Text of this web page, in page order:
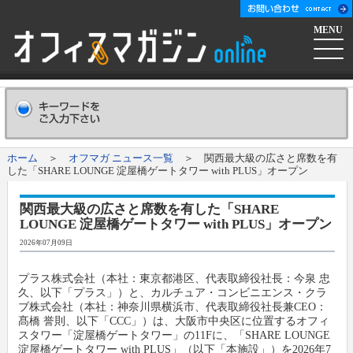
MENU
ホーム
会社概要Company
新聞購読申し込みSubscribe
オフマガニュース
メーカー発信ニュースリリース
業界情報リンク集
メーカー
オフィスマガジン社について
ホーム ＞ オフマガ ニュース一覧 ＞ 関西最大級の広さと席数を有
した「SHARE LOUNGE 淀屋橋ゲートタワー with PLUS」オープン
関西最大級の広さと席数を有した「SHARE
LOUNGE 淀屋橋ゲートタワー with PLUS」オープン
2026年07月09日
プラス株式会社（本社：東京都港区、代表取締役社長：今泉 忠
久、以下「プラス」）と、カルチュア・コンビニエンス・クラ
ブ株式会社（本社：神奈川県横浜市、代表取締役社長兼CEO：
髙橋 誉則、以下「CCC」）は、大阪市中央区に位置するオフィ
スタワー「淀屋橋ゲートタワー」の11Fに、「SHARE LOUNGE
淀屋橋ゲートタワー with PLUS」（以下「本施設」）を2026年7